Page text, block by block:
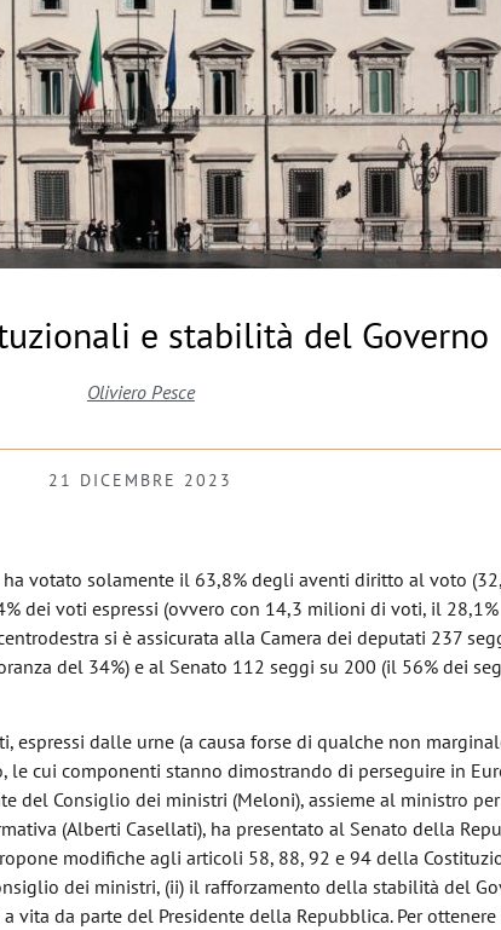
e stabilità del Governo
Oliviero Pesce
21 DICEMBRE 2023
votato solamente il 63,8% degli aventi diritto al voto
dei voti espressi (ovvero con 14,3 milioni di voti, il
si è assicurata alla Camera dei deputati 237
del 34%) e al Senato 112 seggi su 200 (il 56% dei
espressi dalle urne (a causa forse di qualche non
le cui componenti stanno dimostrando di perseguire in
del Consiglio dei ministri (Meloni), assieme al ministro
(Alberti Casellati), ha presentato al Senato della
modifiche agli articoli 58, 88, 92 e 94 della
dei ministri, (ii) il rafforzamento della stabilità del
vita da parte del Presidente della Repubblica. Per